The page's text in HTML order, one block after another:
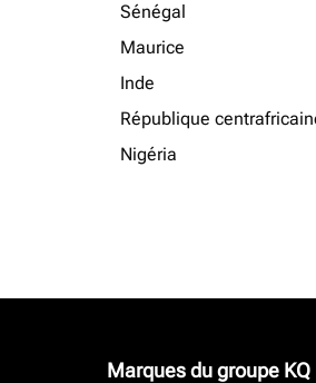
Sénégal
Maurice
Inde
République
Nigéria
Marques du groupe KQ